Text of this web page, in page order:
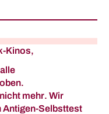
Kinos,
mehr. Wir
Antigen-Selbsttest